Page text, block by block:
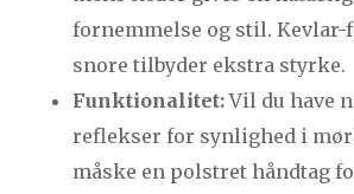
fornemmelse og stil.
snore tilbyder ekstra styrke.
Funktionalitet:Vil du have
reflekser for synlighed i
måske en polstret håndtag